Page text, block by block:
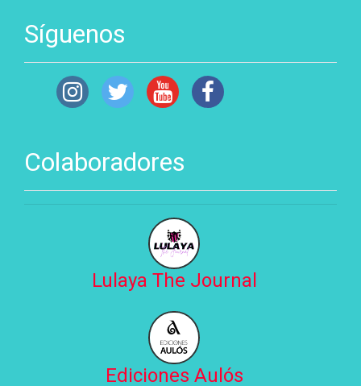
Síguenos
Colaboradores
Lulaya The Journal
Ediciones Aulós